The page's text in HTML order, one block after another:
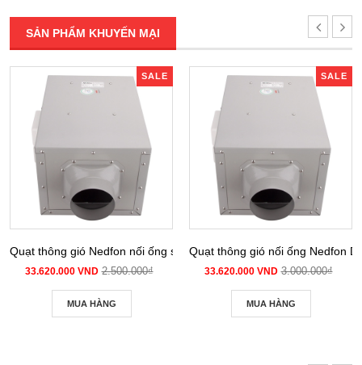
SẢN PHẨM KHUYẾN MẠI
SALE
Quạt thông gió Nedfon nối ống siêu âm DPT 10-12B
33.620.000 VND 2.500.000₫
MUA HÀNG
SALE
Quạt thông gió nối ống Nedfon
33.620.000 VND 3.000.000₫
MUA HÀNG